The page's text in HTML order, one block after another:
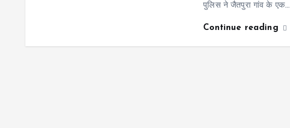
पुलिस ने जैतपुरा गांव के एक…
Continue reading